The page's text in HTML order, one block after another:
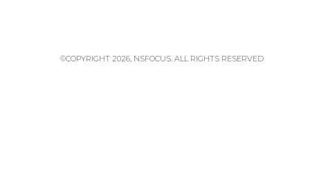
©COPYRIGHT 2026, NSFOCUS. ALL RIGHTS RESERVED